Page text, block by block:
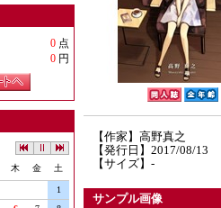
0 点
0 円
木 金 土
1
【作家】高野真之
【発行日】2017/08/13
【サイズ】-
サンプル画像